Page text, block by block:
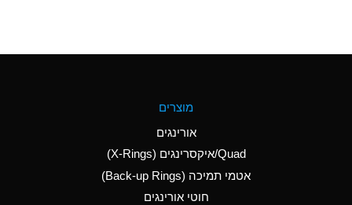
Aluminum Nitrate
(Aqueous)
Aluminum Phosphate
מוצרים
אורינגים
Quad/איקסרינגים (X-Rings)
אטמי תמיכה (Back-up Rings)
חוטי אורינגים